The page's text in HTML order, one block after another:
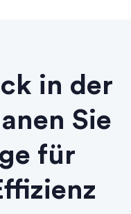
in der
Sie
für